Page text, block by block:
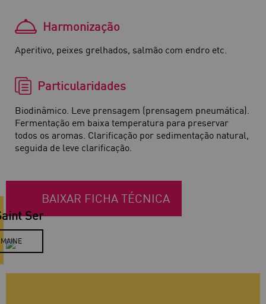
Harmonização
Aperitivo, peixes grelhados, salmão com endro etc.
Particularidades
Biodinâmico. Leve prensagem (prensagem pneumática).
Fermentação em baixa temperatura para preservar
todos os aromas. Clarificação por sedimentação natural,
seguida de leve clarificação.
BAIXAR FICHA TÉCNICA
Ser